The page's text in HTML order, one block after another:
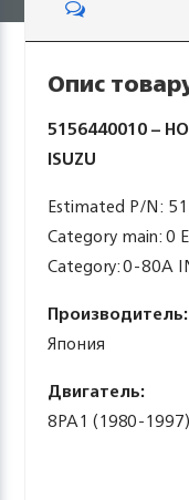
Опис
5156440010 –
ISUZU
Estimated P/N:
Category main: 0
Category: 0-80A
Производитель:
Япония
Двигатель:
8PA1 (1980-1997)